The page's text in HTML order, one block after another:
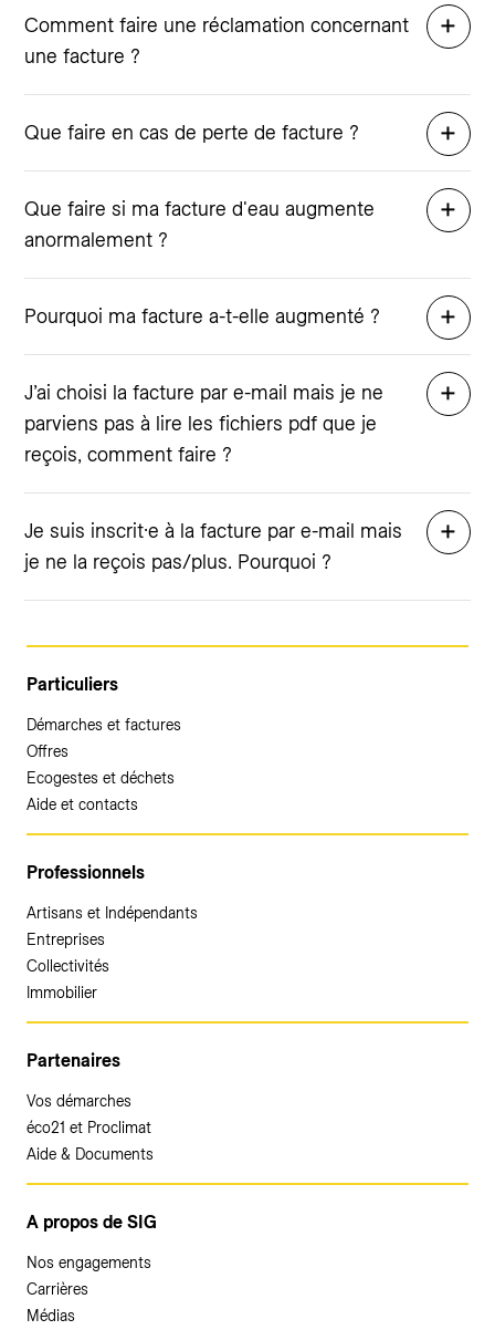
Comment faire une réclamation concernant
une facture ?
Que faire en cas de perte de facture ?
Que faire si ma facture d'eau augmente
anormalement ?
Pourquoi ma facture a-t-elle augmenté ?
J’ai choisi la facture par e-mail mais je ne
parviens pas à lire les fichiers pdf que je
reçois, comment faire ?
Je suis inscrit·e à la facture par e-mail mais
je ne la reçois pas/plus. Pourquoi ?
Particuliers
Démarches et factures
Offres
Ecogestes et déchets
Aide et contacts
Professionnels
Artisans et Indépendants
Entreprises
Collectivités
Immobilier
Partenaires
Vos démarches
éco21 et Proclimat
Aide & Documents
A propos de SIG
Nos engagements
Carrières
Médias